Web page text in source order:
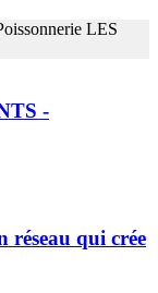
-
réseau qui crée